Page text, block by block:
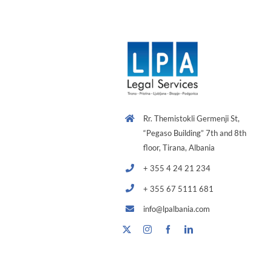
Rr. Themistokli Germenji St,
“Pegaso Building” 7th and 8th
floor, Tirana, Albania
+ 355 4 24 21 234
+ 355 67 5111 681
info@lpalbania.com